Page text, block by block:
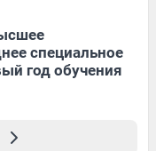
специальное
год обучения